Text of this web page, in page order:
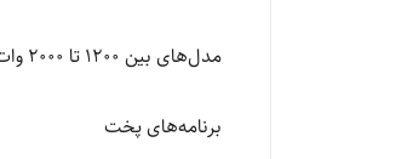
مدل‌های بین 1200 تا 2000 وات عملکرد بهتری در پخت سریع و یکنواخت دارند.
برنامه‌های پخت